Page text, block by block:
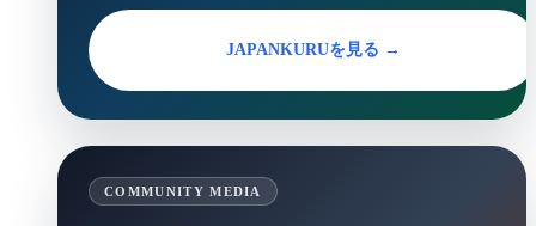
JAPANKURUを見る →
COMMUNITY MEDIA